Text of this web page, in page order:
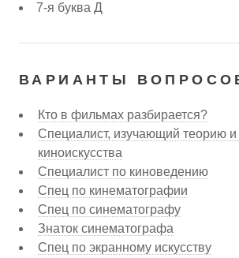
7-я буква Д
ВАРИАНТЫ
Кто в фильмах разбирается?
Специалист, изучающий теорию
киноискусства
Специалист по киноведению
Спец по кинематографии
Спец по синематографу
Знаток синематографа
Спец по экранному искусству